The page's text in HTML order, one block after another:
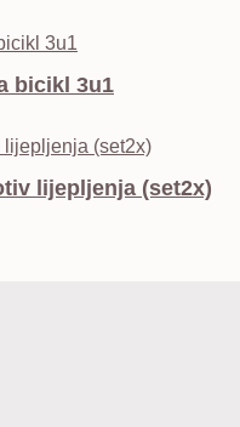
bicikl 3u1
€.
lijepljenja (set2x)